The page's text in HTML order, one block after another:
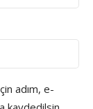
adım, e-